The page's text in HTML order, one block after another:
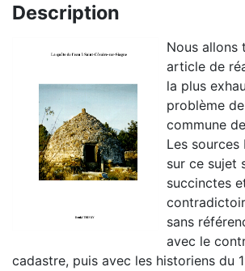
Description
Nous allons
article de
la plus
problème
commune
Les
sur ce sujet
succinctes
sans
avec le
cadastre, puis avec les historiens du